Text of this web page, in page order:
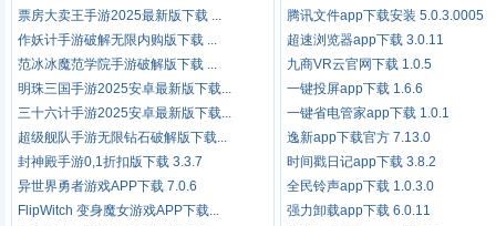
票房大卖王手游2025最新版下载 ...
作妖计手游破解无限内购版下载 ...
范冰冰魔范学院手游破解版下载 ...
明珠三国手游2025安卓最新版下载...
三十六计手游2025安卓最新版下载...
超级舰队手游无限钻石破解版下载...
封神殿手游0,1折扣版下载 3.3.7
异世界勇者游戏APP下载 7.0.6
FlipWitch 变身魔女游戏APP下载...
腾讯文件app下载安装 5.0.3.0005
超速浏览器app下载 3.0.11
九商VR云官网下载 1.0.5
一键投屏app下载 1.6.6
一键省电管家app下载 1.0.1
逸新app下载官方 7.13.0
时间戳日记app下载 3.8.2
全民铃声app下载 1.0.3.0
强力卸载app下载 6.0.11